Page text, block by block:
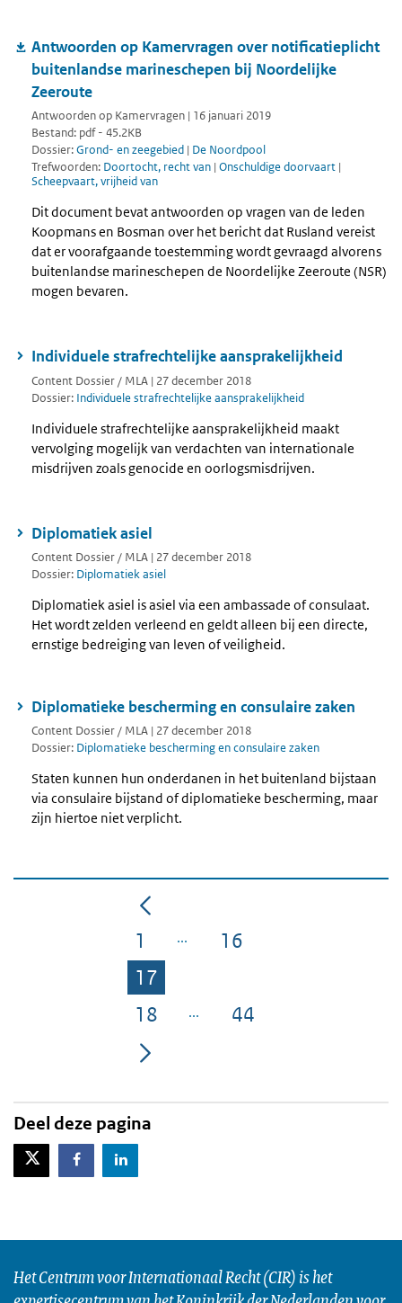
Antwoorden op Kamervragen over notificatieplicht
buitenlandse marineschepen bij Noordelijke
Zeeroute
Antwoorden op Kamervragen | 16 januari 2019
Bestand: pdf - 45.2KB
Dossier:Grond- en zeegebied | De Noordpool
Trefwoorden: Doortocht, recht van | Onschuldige doorvaart |
Scheepvaart, vrijheid van
Dit document bevat antwoorden op vragen van de leden
Koopmans en Bosman over het bericht dat Rusland vereist
dat er voorafgaande toestemming wordt gevraagd alvorens
buitenlandse marineschepen de Noordelijke Zeeroute (NSR)
mogen bevaren.
Individuele strafrechtelijke aansprakelijkheid
Content Dossier / MLA | 27 december 2018
Dossier: Individuele strafrechtelijke aansprakelijkheid
Individuele strafrechtelijke aansprakelijkheid maakt
vervolging mogelijk van verdachten van internationale
misdrijven zoals genocide en oorlogsmisdrijven.
Diplomatiek asiel
Content Dossier / MLA | 27 december 2018
Dossier: Diplomatiek asiel
Diplomatiek asiel is asiel via een ambassade of consulaat.
Het wordt zelden verleend en geldt alleen bij een directe,
ernstige bedreiging van leven of veiligheid.
Diplomatieke bescherming en consulaire zaken
Content Dossier / MLA | 27 december 2018
Dossier: Diplomatieke bescherming en consulaire zaken
Staten kunnen hun onderdanen in het buitenland bijstaan
via consulaire bijstand of diplomatieke bescherming, maar
zijn hiertoe niet verplicht.
Pagina
1 Pagina
16
Pagina
17
Pagina
18 Pagina
44
Deel deze pagina
X-TwitterFacebookLinkedIn
Het Centrum voor Internationaal Recht (CIR) is het